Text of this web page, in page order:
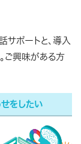
サポートと、導入
ご興味がある方
をしたい